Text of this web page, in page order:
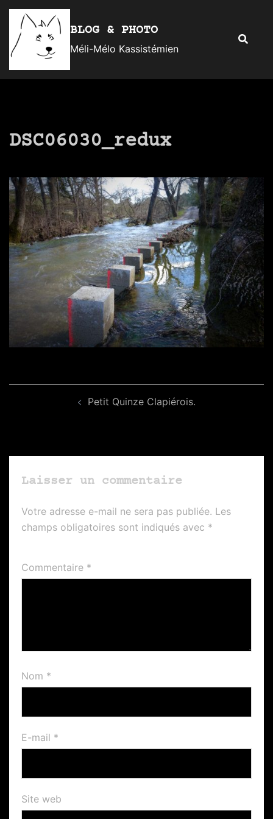
Aller
contenu
BLOG & PHOTO
Méli-Mélo Kassistémien
DSC06030_redux
d’article Petit Quinze Clapiérois.
Laisser un commentaire
Votre adresse e-mail ne sera pas publiée. Les
champs obligatoires sont indiqués avec *
Commentaire *
Nom *
E-mail *
Site web